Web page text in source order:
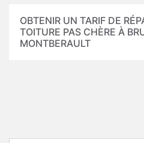
OBTENIR UN TARIF DE
TOITURE PAS CHÈRE À
MONTBERAULT